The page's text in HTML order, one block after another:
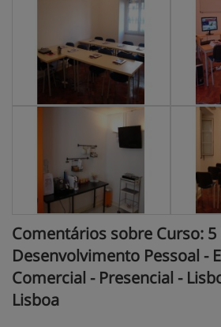
Comentários sobre Curso:
Desenvolvimento Pessoal -
Comercial - Presencial -
Lisboa